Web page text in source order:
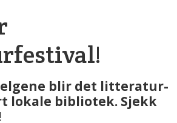
blir det litteratur-
lokale bibliotek. Sjekk